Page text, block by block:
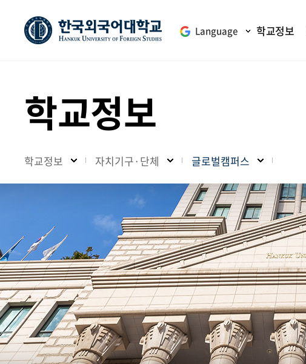
Language 학교정보
학교정보
학교정보 자치기구·단체 글로벌캠퍼스